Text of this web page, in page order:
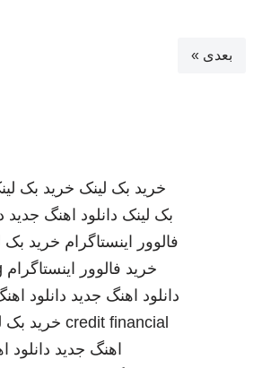
بعدی »
خرید بک لینک خرید بک
بک لینک دانلود اهنگ جدید
فالوور اینستاگرام خرید بک
خرید فالوور اینستاگرام
دانلود اهنگ جدید دانلود
credit financial خرید بک
اهنگ جدید دانلود